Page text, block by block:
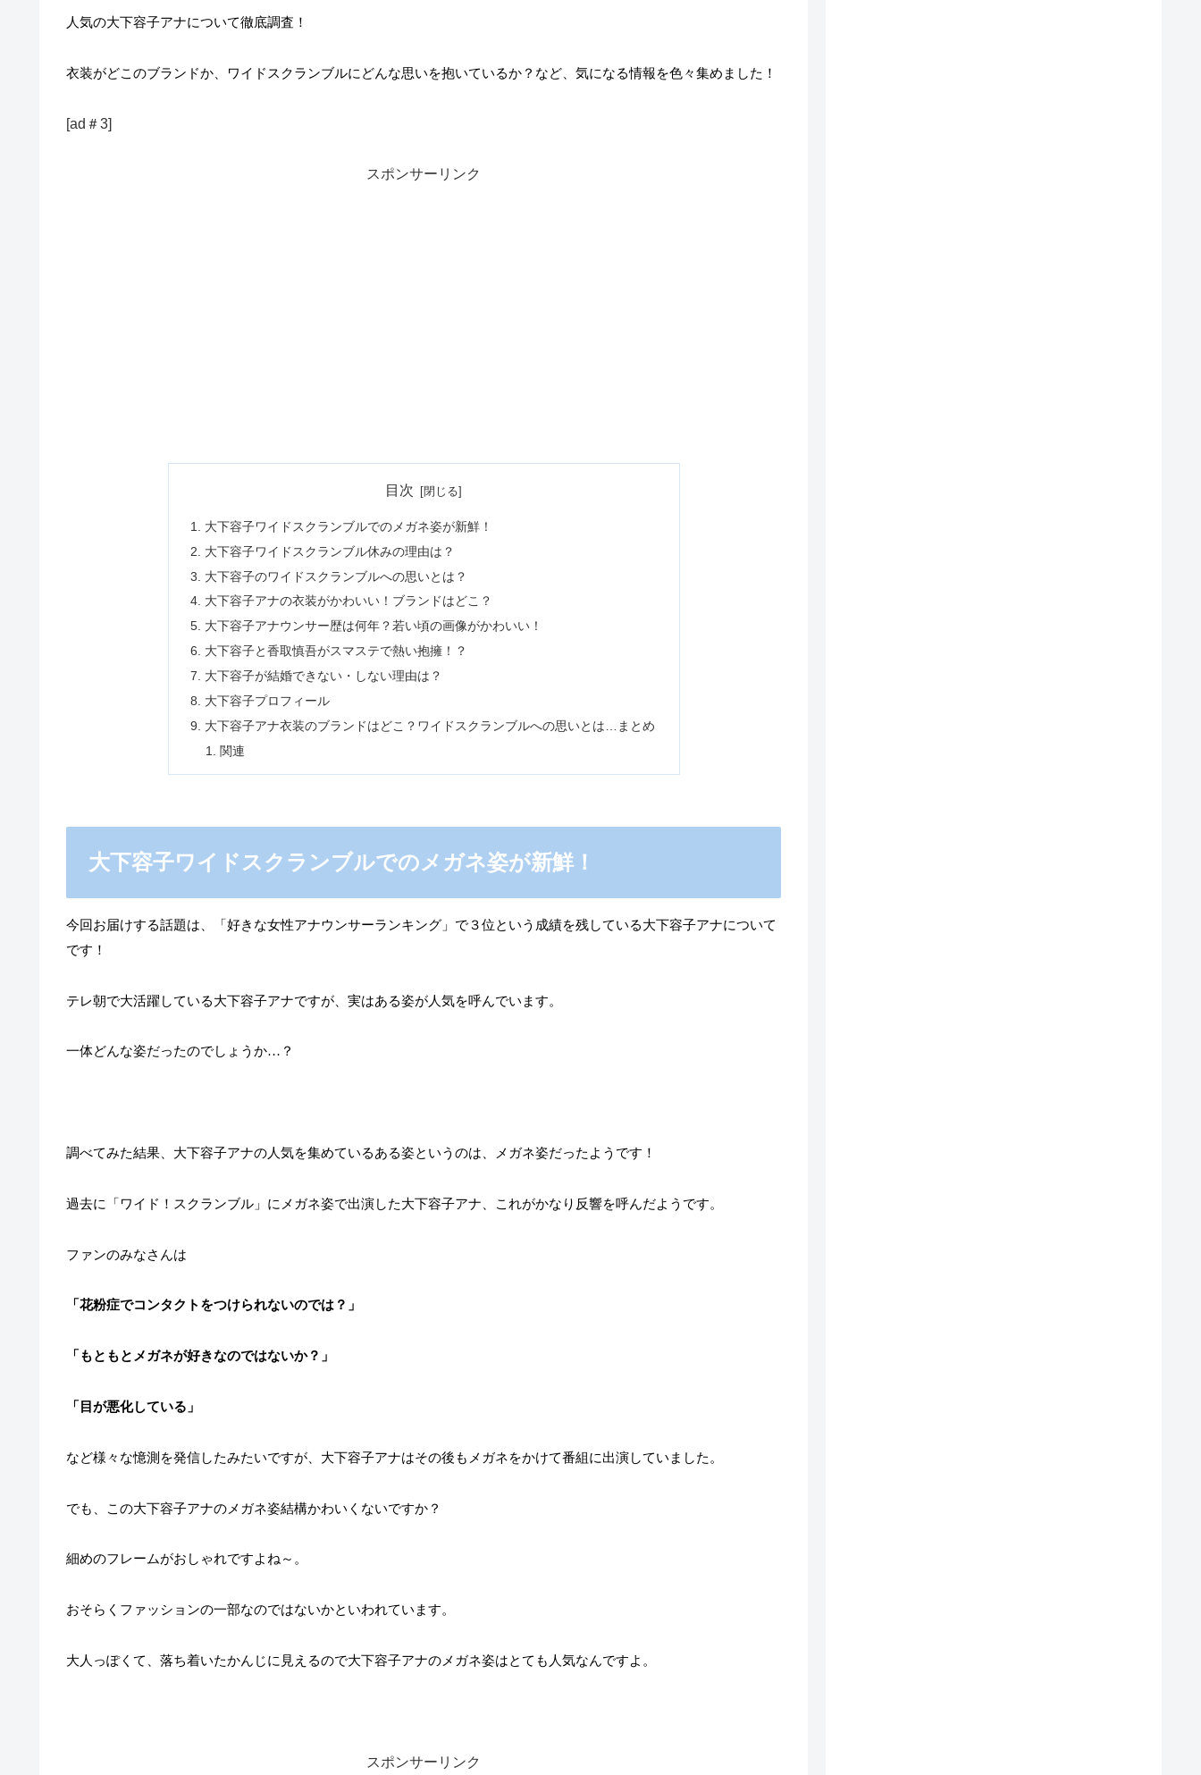
人気の大下容子アナについて徹底調査！
衣装がどこのブランドか、ワイドスクランブルにどんな思いを抱いているか？など、気になる情報を色々集めました！
[ad＃3]
スポンサーリンク
目次
大下容子ワイドスクランブルでのメガネ姿が新鮮！
大下容子ワイドスクランブル休みの理由は？
大下容子のワイドスクランブルへの思いとは？
大下容子アナの衣装がかわいい！ブランドはどこ？
大下容子アナウンサー歴は何年？若い頃の画像がかわいい！
大下容子と香取慎吾がスマステで熱い抱擁！？
大下容子が結婚できない・しない理由は？
大下容子プロフィール
大下容子アナ衣装のブランドはどこ？ワイドスクランブルへの思いとは…まとめ
関連
大下容子ワイドスクランブルでのメガネ姿が新鮮！
今回お届けする話題は、「好きな女性アナウンサーランキング」で３位という成績を残している大下容子アナについて
です！
テレ朝で大活躍している大下容子アナですが、実はある姿が人気を呼んでいます。
一体どんな姿だったのでしょうか…？
調べてみた結果、大下容子アナの人気を集めているある姿というのは、メガネ姿だったようです！
過去に「ワイド！スクランブル」にメガネ姿で出演した大下容子アナ、これがかなり反響を呼んだようです。
ファンのみなさんは
「花粉症でコンタクトをつけられないのでは？」
「もともとメガネが好きなのではないか？」
「目が悪化している」
など様々な憶測を発信したみたいですが、大下容子アナはその後もメガネをかけて番組に出演していました。
でも、この大下容子アナのメガネ姿結構かわいくないですか？
細めのフレームがおしゃれですよね～。
おそらくファッションの一部なのではないかといわれています。
大人っぽくて、落ち着いたかんじに見えるので大下容子アナのメガネ姿はとても人気なんですよ。
スポンサーリンク